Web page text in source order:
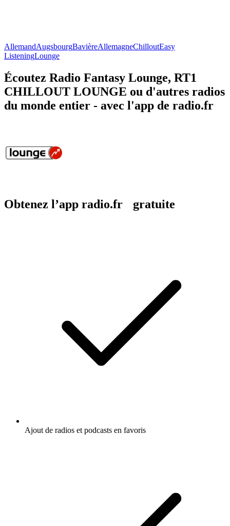
AllemandAugsbourgBavièreAllemagneChilloutEasy
ListeningLounge
Écoutez Radio Fantasy Lounge, RT1
CHILLOUT LOUNGE ou d'autres radios
du monde entier - avec l'app de radio.fr
Obtenez l’app radio.fr gratuite
Ajout de radios et podcasts en favoris